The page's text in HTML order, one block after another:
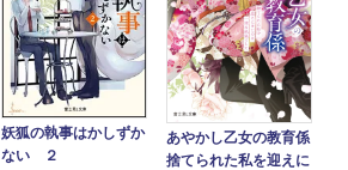
妖狐の執事はかしずか
ない ２
あやかし乙女の教育係
捨てられた私を迎えに